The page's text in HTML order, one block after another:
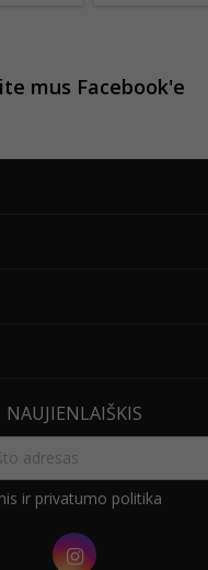
mus Facebook'e
NAUJIENLAIŠKIS
ir privatumo politika
Instagram